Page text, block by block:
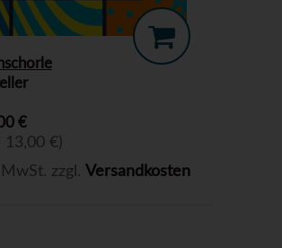
€
13,00 €)
zzgl. Versandkosten